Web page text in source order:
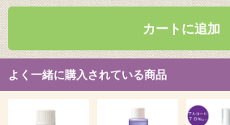
カートに追加
よく一緒に購入されている商品